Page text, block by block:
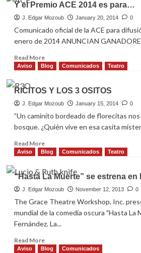
HOLA….
Y el Premio ACE 2014 es para…
J. Edgar Mozoub January 20, 2014 0
Comunicado oficial de la ACE para
enero de 2014 ANUNCIAN
Read MoreRead
more
el
Premio
ACE
2014
es
para…
Aviso Blog Comunicados Teatro
RICITOS Y LOS 3 OSITOS
J. Edgar Mozoub January 15, 2014 0
”Un caminito bordeado de florecitas nos
bosque. ¿Quién vive en esa casita
Read MoreRead
more
RICITOS
Y
LOS
3
OSITOS
Aviso Blog Comunicados Teatro
“Hasta La Muerte” se estrena en
J. Edgar Mozoub November 12, 2013 0
The Grace Theatre Workshop, Inc.
mundial de la comedia oscura "Hasta La
Fernández. La...
Read MoreRead
more
Aviso Blog Comunicados